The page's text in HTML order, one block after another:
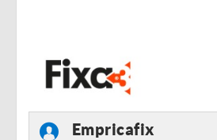
Empricafix